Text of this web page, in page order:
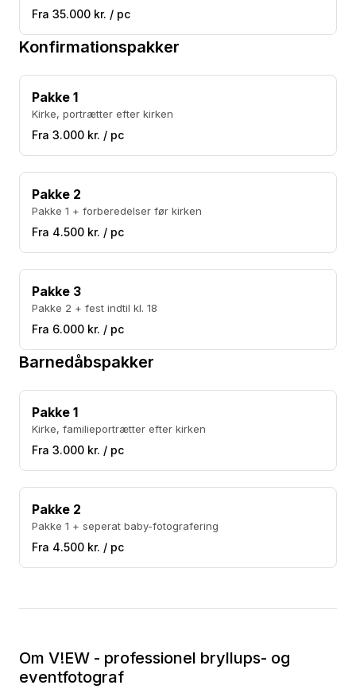
Fra 35.000 kr. / pc
Konfirmationspakker
Pakke 1
Kirke, portrætter efter kirken
Fra 3.000 kr. / pc
Pakke 2
Pakke 1 + forberedelser før kirken
Fra 4.500 kr. / pc
Pakke 3
Pakke 2 + fest indtil kl. 18
Fra 6.000 kr. / pc
Barnedåbspakker
Pakke 1
Kirke, familieportrætter efter kirken
Fra 3.000 kr. / pc
Pakke 2
Pakke 1 + seperat baby-fotografering
Fra 4.500 kr. / pc
Om V!EW - professionel bryllups- og
eventfotograf